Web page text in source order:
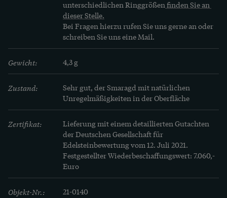
unterschiedlichen Ringgrößen finden Sie an
dieser Stelle.
Bei Fragen hierzu rufen Sie uns gerne an oder
schreiben Sie uns eine Mail.
Gewicht: 4,3 g
Zustand:
Sehr gut, der Smaragd mit natürlichen
Unregelmäßigkeiten in der Oberfläche
Zertifikat:
Lieferung mit einem detaillierten Gutachten
der Deutschen Gesellschaft für
Edelsteinbewertung vom 12. Juli 2021.
Festgestellter Wiederbeschaffungswert: 7.060,-
Euro
Objekt-Nr.: 21-0140